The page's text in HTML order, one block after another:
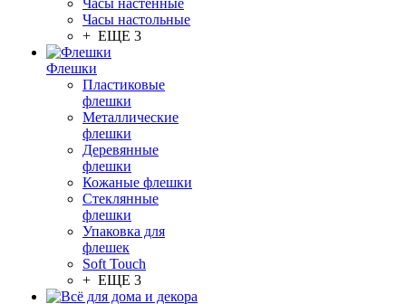
Часы настенные
Часы настольные
+ ЕЩЕ 3
Флешки
Пластиковые
флешки
Металлические
флешки
Деревянные
флешки
Кожаные флешки
Стеклянные
флешки
Упаковка для
флешек
Soft Touch
+ ЕЩЕ 3